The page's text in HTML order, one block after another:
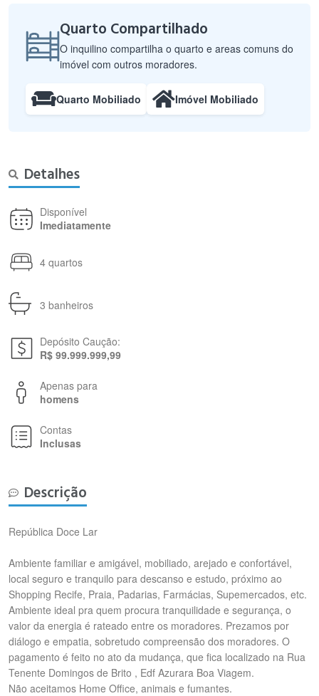
Quarto Compartilhado
O inquilino compartilha o quarto e areas comuns do
imóvel com outros moradores.
Quarto Mobiliado Imóvel Mobiliado
Detalhes
Disponível
Imediatamente
4 quartos
3 banheiros
Depósito Caução:
R$ 99.999.999,99
Apenas para
homens
Contas
Inclusas
Descrição
República Doce Lar
Ambiente familiar e amigável, mobiliado, arejado e confortável,
local seguro e tranquilo para descanso e estudo, próximo ao
Shopping Recife, Praia, Padarias, Farmácias, Supemercados, etc.
Ambiente ideal pra quem procura tranquilidade e segurança, o
valor da energia é rateado entre os moradores. Prezamos por
diálogo e empatia, sobretudo compreensão dos moradores. O
pagamento é feito no ato da mudança, que fica localizado na Rua
Tenente Domingos de Brito , Edf Azurara Boa Viagem.
Não aceitamos Home Office, animais e fumantes.